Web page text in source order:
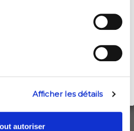
Afficher les détails
autoriser
€